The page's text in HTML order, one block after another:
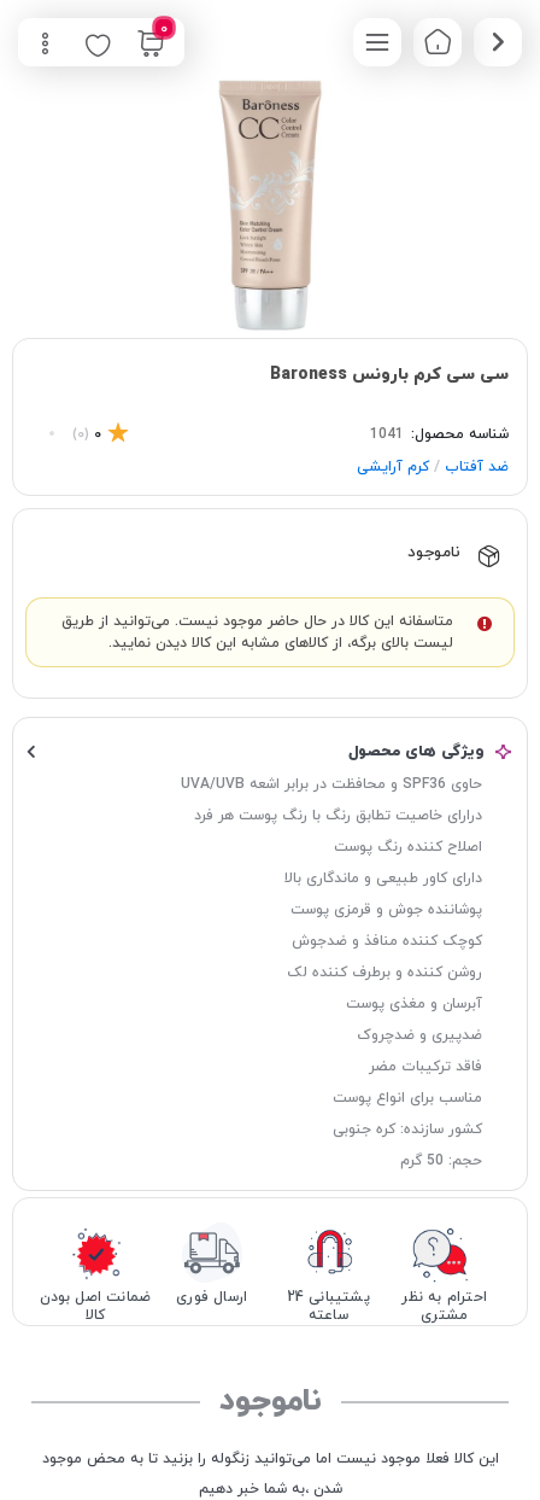
0
سی سی کرم بارونس Baroness
شناسه محصول: 1041
0
(0)
ضد آفتاب /کرم آرایشی
ناموجود
متاسفانه این کالا در حال حاضر موجود نیست. می‌توانید از طریق
لیست بالای برگه، از کالاهای مشابه این کالا دیدن نمایید.
ویژگی های محصول
حاوی SPF36 و محافظت در برابر اشعه UVA/UVB
درارای خاصیت تطابق رنگ با رنگ پوست هر فرد
اصلاح کننده رنگ پوست
دارای کاور طبیعی و ماندگاری بالا
پوشاننده جوش‌ و قرمزی پوست
کوچک کننده منافذ و ضدجوش
روشن کننده و برطرف کننده لک
آبرسان و مغذی پوست
ضدپیری و ضدچروک
فاقد ترکیبات مضر
مناسب برای انواع پوست
کشور سازنده: کره جنوبی
حجم: 50 گرم
احترام به نظر
مشتری
پشتیبانی 24
ساعته
ارسال فوری
ضمانت اصل بودن
کالا
ناموجود
این کالا فعلا موجود نیست اما می‌توانید زنگوله را بزنید تا به محض موجود
شدن ،به شما خبر دهیم